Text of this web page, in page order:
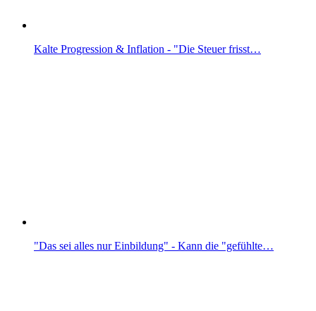
Kalte Progression & Inflation - "Die Steuer frisst…
"Das sei alles nur Einbildung" - Kann die "gefühlte…